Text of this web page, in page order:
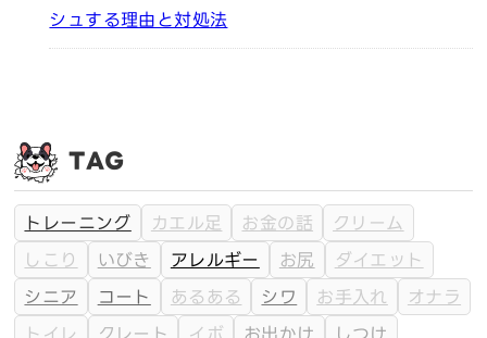
シュする理由と対処法
TAG
トレーニング カエル足 お金の話
クリーム
しこり
いびき アレルギー お尻
ダイエット
シニア
コート あるある シワ お手入れ
オナラ
トイレ
クレート イボ お出かけ しつけ